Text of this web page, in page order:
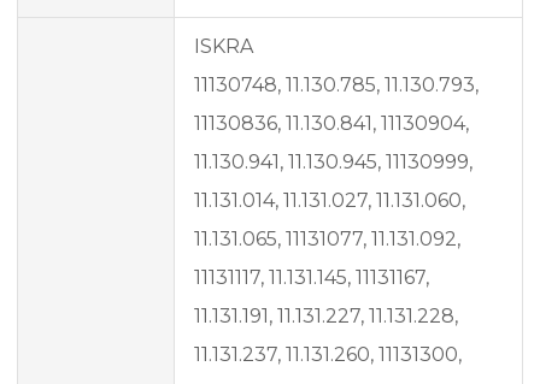
ISKRA
11130748, 11.130.785, 11.130.793,
11130836, 11.130.841, 11130904,
11.130.941, 11.130.945, 11130999,
11.131.014, 11.131.027, 11.131.060,
11.131.065, 11131077, 11.131.092,
11131117, 11.131.145, 11131167,
11.131.191, 11.131.227, 11.131.228,
11.131.237, 11.131.260, 11131300,